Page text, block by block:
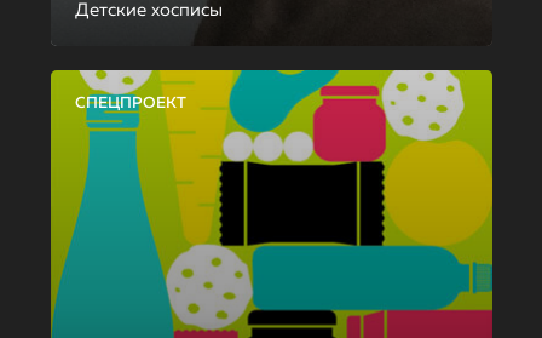
Детские хосписы
СПЕЦПРОЕКТ